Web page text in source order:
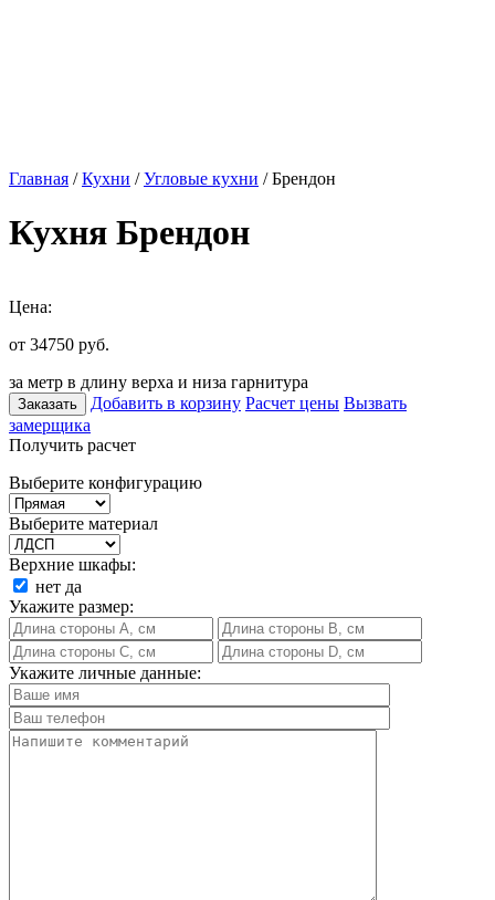
Главная /Кухни /Угловые кухни / Брендон
Кухня Брендон
Цена:
от 34750 руб.
за метр в длину верха и низа гарнитура
Заказать Добавить в корзину Расчет цены Вызвать
замерщика
Получить расчет
Выберите конфигурацию
Выберите материал
Верхние шкафы:
нет да
Укажите размер:
Укажите личные данные: